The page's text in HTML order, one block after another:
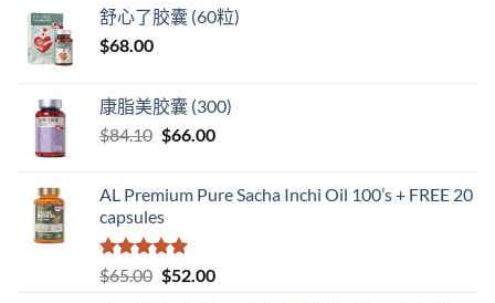
舒心了胶囊 (60粒)
$68.00
康脂美胶囊 (300)
$84.10 原
$84.10。
$66.00当
格
AL Premium Pure Sacha Inchi Oil 100’s + FREE 20
capsules
评分5 （满
分 5 分
$65.00 原
$52.00当